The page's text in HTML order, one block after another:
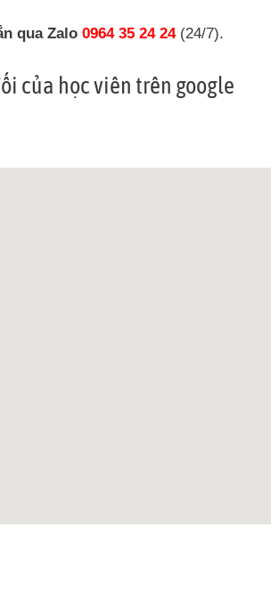
qua Zalo 0964 35 24 24(24/7).
của học viên trên google